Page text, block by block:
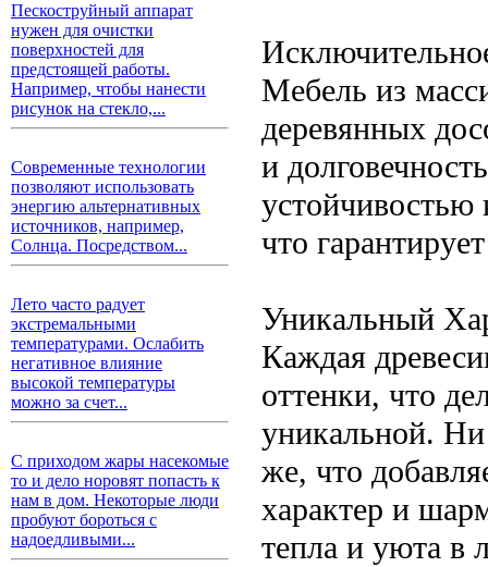
Пескоструйный аппарат
нужен для очистки
поверхностей для
предстоящей работы.
Например, чтобы нанести
рисунок на стекло,...
Современные технологии
позволяют использовать
энергию альтернативных
источников, например,
Солнца. Посредством...
Лето часто радует
экстремальными
температурами. Ослабить
негативное влияние
высокой температуры
можно за счет...
С приходом жары насекомые
то и дело норовят попасть к
нам в дом. Некоторые люди
пробуют бороться с
надоедливыми...
Мебель из
деревянных
и
что
Уникальный
Каждая
оттенки, что
уникальной. Ни
же, что
характер и
тепла и уюта